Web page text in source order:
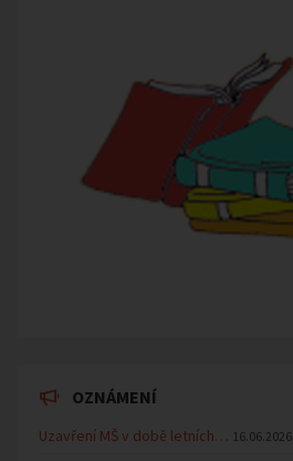
OZNÁMENÍ
Uzavření MŠ v době letních… 16.06.2026